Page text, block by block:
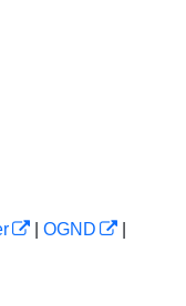
OGND